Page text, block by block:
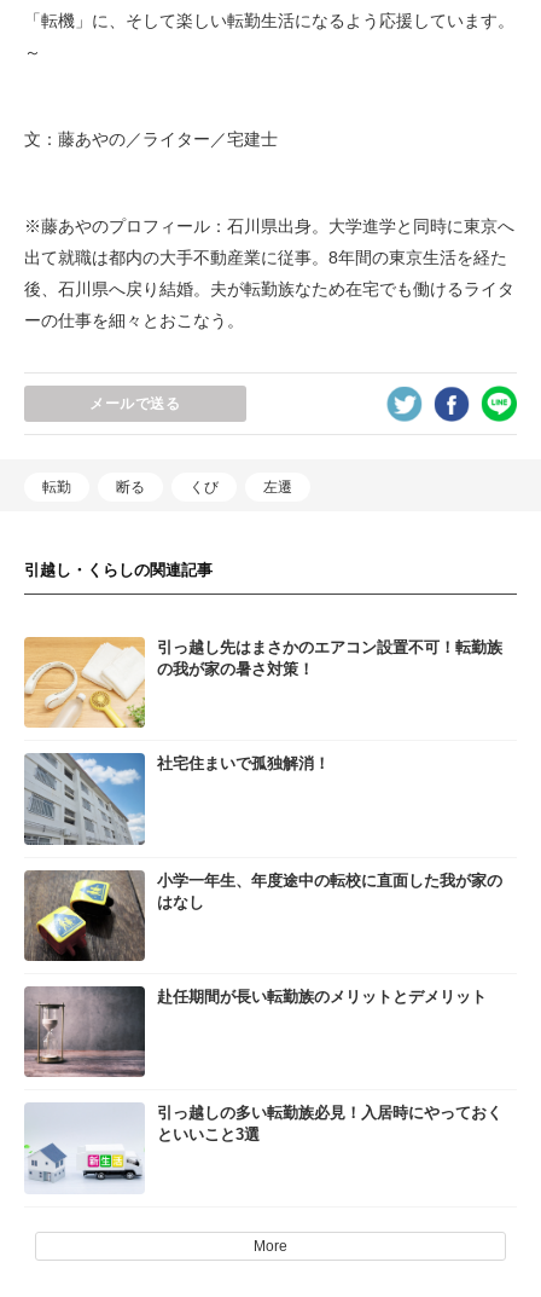
「転機」に、そして楽しい転勤生活になるよう応援しています。
～
文：藤あやの／ライター／宅建士
※藤あやのプロフィール：石川県出身。大学進学と同時に東京へ
出て就職は都内の大手不動産業に従事。8年間の東京生活を経た
後、石川県へ戻り結婚。夫が転勤族なため在宅でも働けるライタ
ーの仕事を細々とおこなう。
メールで送る
転勤 断る くび 左遷
引越し・くらしの関連記事
引っ越し先はまさかのエアコン設置不可！転勤族
の我が家の暑さ対策！
社宅住まいで孤独解消！
小学一年生、年度途中の転校に直面した我が家の
はなし
赴任期間が長い転勤族のメリットとデメリット
引っ越しの多い転勤族必見！入居時にやっておく
といいこと3選
More